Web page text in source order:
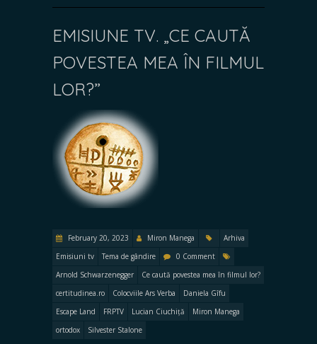
EMISIUNE TV. „CE CAUTĂ
POVESTEA MEA ÎN FILMUL
LOR?”
February 20, 2023 Miron Manega
Arhiva
Emisiuni tv
Tema de gândire
0 Comment
Arnold Schwarzenegger
Ce caută povestea mea în filmul lor?
certitudinea.ro
Colocviile Ars Verba
Daniela Gîfu
Escape Land
FRPTV Lucian Ciuchiță
Miron Manega
ortodox
Silvester Stalone